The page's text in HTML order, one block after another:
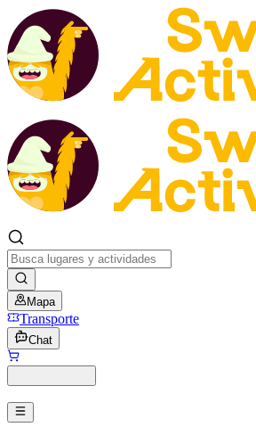
Mapa
Transporte
Chat